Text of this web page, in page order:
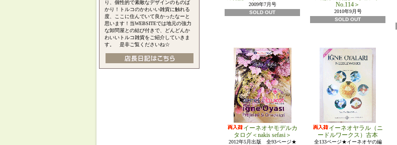
り、個性的で素敵なデザインのものば
かり！トルコのかわいい雑貨に触れる
度、ここに住んでいて良かったなーと
思います！当WEBSITEでは地元の強力
な卸問屋との結び付きで、どんどんか
わいいトルコ雑貨をご紹介していきま
す。 是非ご覧くださいね☆
2009年7月号
SOLD OUT
No.114＞
2010年9月号
SOLD OUT
イーネオヤモデルカ
タログ＜nakis sefasi＞
2012年5月出版 全93ページ★
イーネオヤラル（ニ
ードルワークス）古本
全133ページ★イーネオヤの編